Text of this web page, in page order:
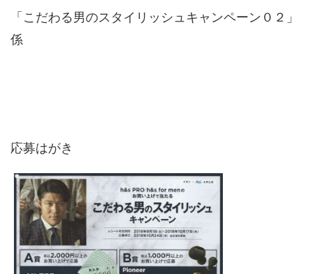
「こだわる男のスタイリッシュキャンペーン０２」
係
応募はがき